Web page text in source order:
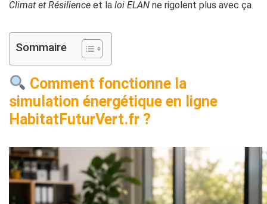
Climat et Résilience et la loi ELAN ne rigolent plus avec ça.
Sommaire
Comment fonctionne la
simulation énergétique en ligne
HabitatFuturVert.fr ?